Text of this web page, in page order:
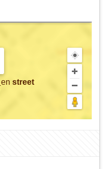
en street